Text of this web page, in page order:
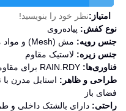
امتیاز:نظر خود را بنویسید!
نوع کفش: پیاده‌روی
جنس رویه: مش (Mesh) و مواد مصنوعی
جنس زیره: لاستیک مقاوم
فناوری‌ها:
طراحی و ظاهر: استایل مدرن
فضای باز
راحتی: دارای بالشتک داخلی و